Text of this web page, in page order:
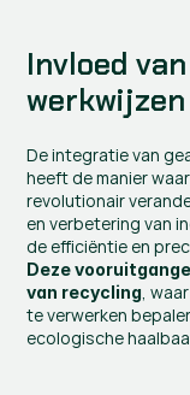
Invloed
De integratie van
heeft de manier
revolutionair
en verbetering van
Deze
van recycling,
te verwerken
ecologische